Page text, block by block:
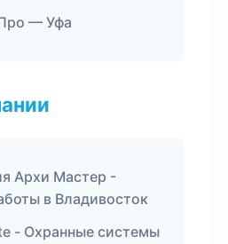
— Уфа
Архи Мастер -
в Владивосток
- Охранные системы